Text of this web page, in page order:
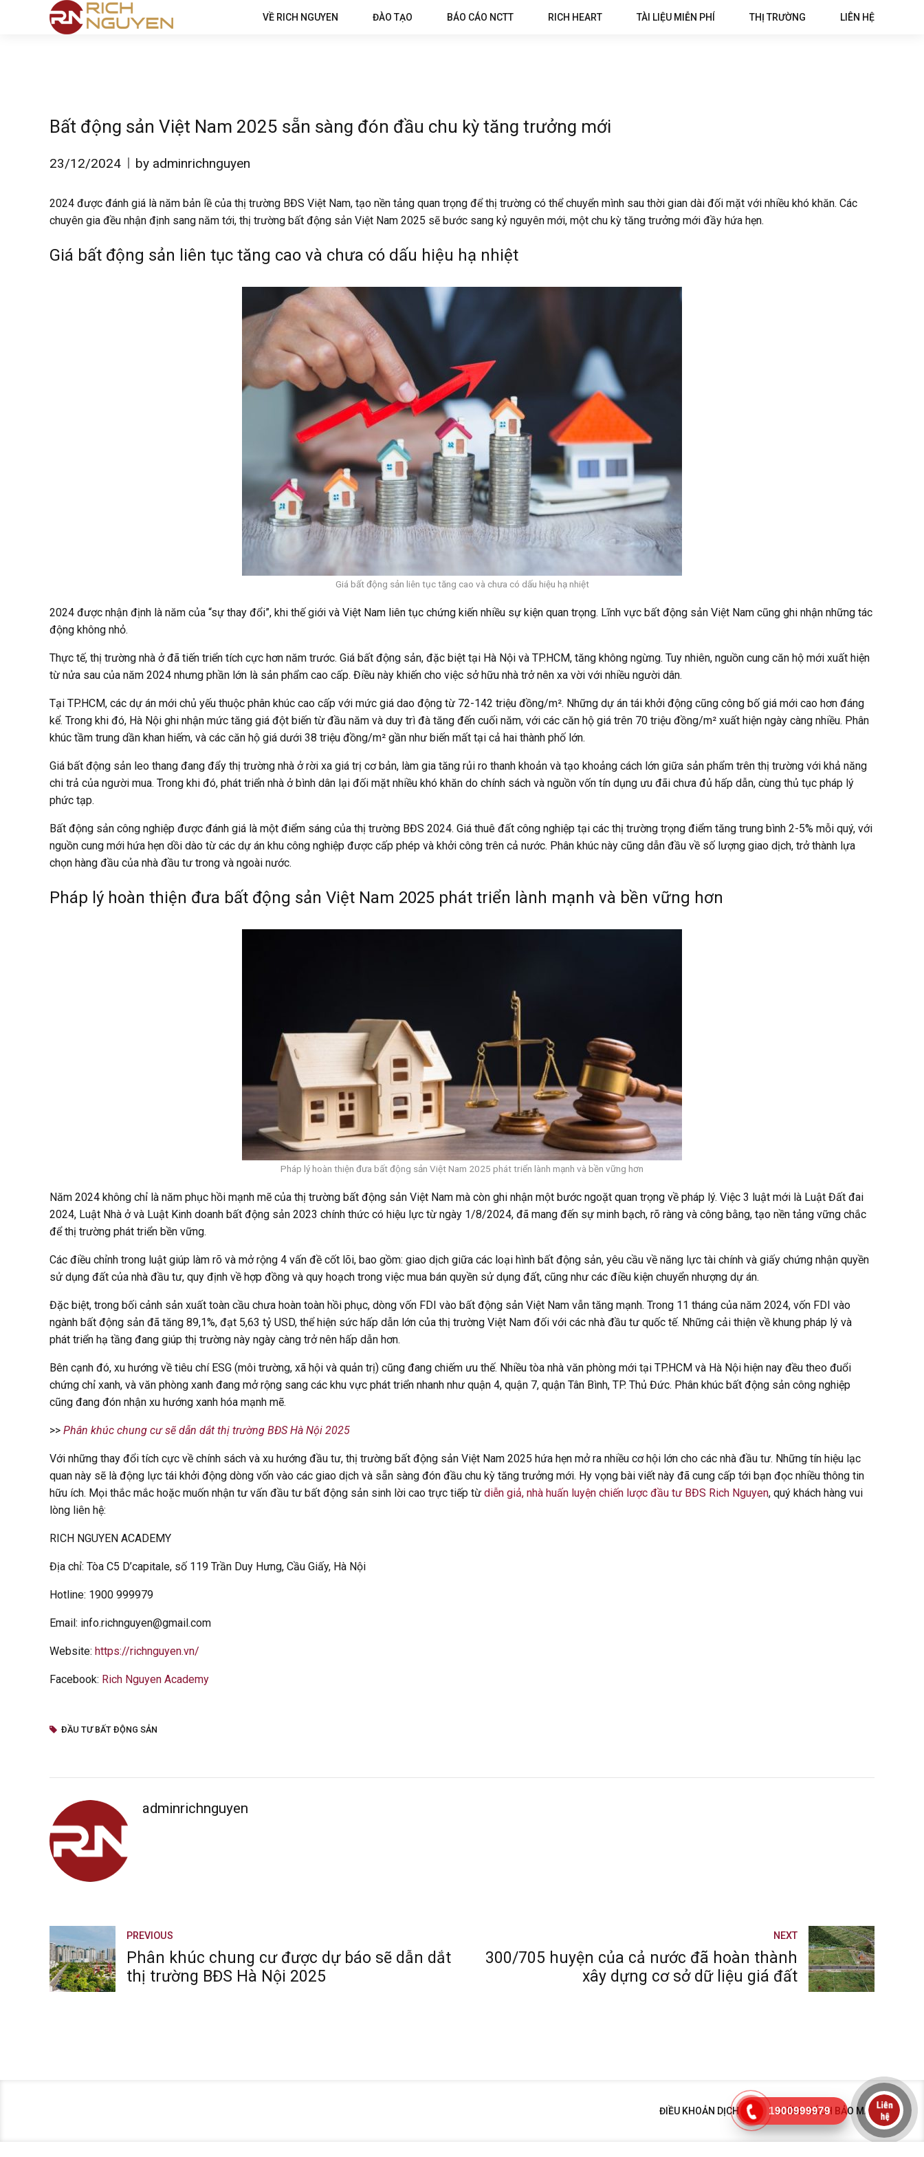
VỀ RICH NGUYEN ĐÀO TẠO BÁO CÁO NCTT RICH HEART TÀI LIỆU MIỄN PHÍ THỊ TRƯỜNG LIÊN HỆ
Bất động sản Việt Nam 2025 sẵn sàng đón đầu chu kỳ tăng trưởng mới
23/12/2024 by adminrichnguyen
2024 được đánh giá là năm bản lề của thị trường BĐS Việt Nam, tạo nền tảng quan trọng để thị trường có thể chuyển mình sau thời gian dài đối mặt với nhiều khó khăn. Các
chuyên gia đều nhận định sang năm tới, thị trường bất động sản Việt Nam 2025 sẽ bước sang kỷ nguyên mới, một chu kỳ tăng trưởng mới đầy hứa hẹn.
Giá bất động sản liên tục tăng cao và chưa có dấu hiệu hạ nhiệt
Giá bất động sản liên tục tăng cao và chưa có dấu hiệu hạ nhiệt
2024 được nhận định là năm của “sự thay đổi”, khi thế giới và Việt Nam liên tục chứng kiến nhiều sự kiện quan trọng. Lĩnh vực bất động sản Việt Nam cũng ghi nhận những tác
động không nhỏ.
Thực tế, thị trường nhà ở đã tiến triển tích cực hơn năm trước. Giá bất động sản, đặc biệt tại Hà Nội và TP.HCM, tăng không ngừng. Tuy nhiên, nguồn cung căn hộ mới xuất hiện
từ nửa sau của năm 2024 nhưng phần lớn là sản phẩm cao cấp. Điều này khiến cho việc sở hữu nhà trở nên xa vời với nhiều người dân.
Tại TP.HCM, các dự án mới chủ yếu thuộc phân khúc cao cấp với mức giá dao động từ 72-142 triệu đồng/m². Những dự án tái khởi động cũng công bố giá mới cao hơn đáng
kể. Trong khi đó, Hà Nội ghi nhận mức tăng giá đột biến từ đầu năm và duy trì đà tăng đến cuối năm, với các căn hộ giá trên 70 triệu đồng/m² xuất hiện ngày càng nhiều. Phân
khúc tầm trung dần khan hiếm, và các căn hộ giá dưới 38 triệu đồng/m² gần như biến mất tại cả hai thành phố lớn.
Giá bất động sản leo thang đang đẩy thị trường nhà ở rời xa giá trị cơ bản, làm gia tăng rủi ro thanh khoản và tạo khoảng cách lớn giữa sản phẩm trên thị trường với khả năng
chi trả của người mua. Trong khi đó, phát triển nhà ở bình dân lại đối mặt nhiều khó khăn do chính sách và nguồn vốn tín dụng ưu đãi chưa đủ hấp dẫn, cùng thủ tục pháp lý
phức tạp.
Bất động sản công nghiệp được đánh giá là một điểm sáng của thị trường BĐS 2024. Giá thuê đất công nghiệp tại các thị trường trọng điểm tăng trung bình 2-5% mỗi quý, với
nguồn cung mới hứa hẹn dồi dào từ các dự án khu công nghiệp được cấp phép và khởi công trên cả nước. Phân khúc này cũng dẫn đầu về số lượng giao dịch, trở thành lựa
chọn hàng đầu của nhà đầu tư trong và ngoài nước.
Pháp lý hoàn thiện đưa bất động sản Việt Nam 2025 phát triển lành mạnh và bền vững hơn
Pháp lý hoàn thiện đưa bất động sản Việt Nam 2025 phát triển lành mạnh và bền vững hơn
Năm 2024 không chỉ là năm phục hồi mạnh mẽ của thị trường bất động sản Việt Nam mà còn ghi nhận một bước ngoặt quan trọng về pháp lý. Việc 3 luật mới là Luật Đất đai
2024, Luật Nhà ở và Luật Kinh doanh bất động sản 2023 chính thức có hiệu lực từ ngày 1/8/2024, đã mang đến sự minh bạch, rõ ràng và công bằng, tạo nền tảng vững chắc
để thị trường phát triển bền vững.
Các điều chỉnh trong luật giúp làm rõ và mở rộng 4 vấn đề cốt lõi, bao gồm: giao dịch giữa các loại hình bất động sản, yêu cầu về năng lực tài chính và giấy chứng nhận quyền
sử dụng đất của nhà đầu tư, quy định về hợp đồng và quy hoạch trong việc mua bán quyền sử dụng đất, cũng như các điều kiện chuyển nhượng dự án.
Đặc biệt, trong bối cảnh sản xuất toàn cầu chưa hoàn toàn hồi phục, dòng vốn FDI vào bất động sản Việt Nam vẫn tăng mạnh. Trong 11 tháng của năm 2024, vốn FDI vào
ngành bất động sản đã tăng 89,1%, đạt 5,63 tỷ USD, thể hiện sức hấp dẫn lớn của thị trường Việt Nam đối với các nhà đầu tư quốc tế. Những cải thiện về khung pháp lý và
phát triển hạ tầng đang giúp thị trường này ngày càng trở nên hấp dẫn hơn.
Bên cạnh đó, xu hướng về tiêu chí ESG (môi trường, xã hội và quản trị) cũng đang chiếm ưu thế. Nhiều tòa nhà văn phòng mới tại TP.HCM và Hà Nội hiện nay đều theo đuổi
chứng chỉ xanh, và văn phòng xanh đang mở rộng sang các khu vực phát triển nhanh như quận 4, quận 7, quận Tân Bình, TP. Thủ Đức. Phân khúc bất động sản công nghiệp
cũng đang đón nhận xu hướng xanh hóa mạnh mẽ.
>> Phân khúc chung cư sẽ dẫn dắt thị trường BĐS Hà Nội 2025
Với những thay đổi tích cực về chính sách và xu hướng đầu tư, thị trường bất động sản Việt Nam 2025 hứa hẹn mở ra nhiều cơ hội lớn cho các nhà đầu tư. Những tín hiệu lạc
quan này sẽ là động lực tái khởi động dòng vốn vào các giao dịch và sẵn sàng đón đầu chu kỳ tăng trưởng mới. Hy vọng bài viết này đã cung cấp tới bạn đọc nhiều thông tin
hữu ích. Mọi thắc mắc hoặc muốn nhận tư vấn đầu tư bất động sản sinh lời cao trực tiếp từ diễn giả, nhà huấn luyện chiến lược đầu tư BĐS Rich Nguyen, quý khách hàng vui
lòng liên hệ:
RICH NGUYEN ACADEMY
Địa chỉ: Tòa C5 D’capitale, số 119 Trần Duy Hưng, Cầu Giấy, Hà Nội
Hotline: 1900 999979
Email: info.richnguyen@gmail.com
Website: https://richnguyen.vn/
Facebook: Rich Nguyen Academy
ĐẦU TƯ BẤT ĐỘNG SẢN
adminrichnguyen
PREVIOUS
Phân khúc chung cư được dự báo sẽ dẫn dắt
thị trường BĐS Hà Nội 2025
NEXT
300/705 huyện của cả nước đã hoàn thành
xây dựng cơ sở dữ liệu giá đất
ĐIỀU KHOẢN DỊCH VỤ CHÍNH SÁCH BẢO MẬT
1900999979